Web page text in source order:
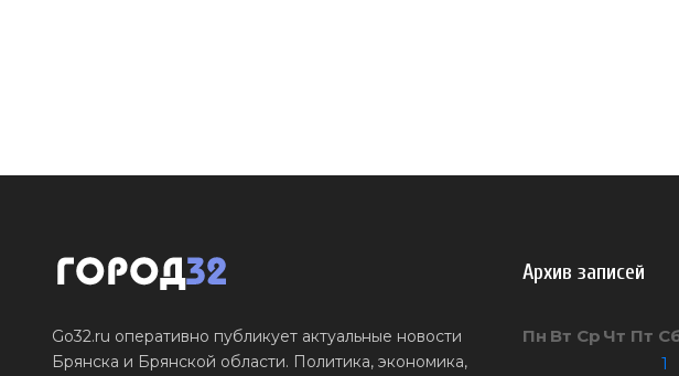
Go32.ru оперативно публикует актуальные новости
Брянска и Брянской области. Политика, экономика,
Архив записей
Пн Вт Ср Чт Пт
1